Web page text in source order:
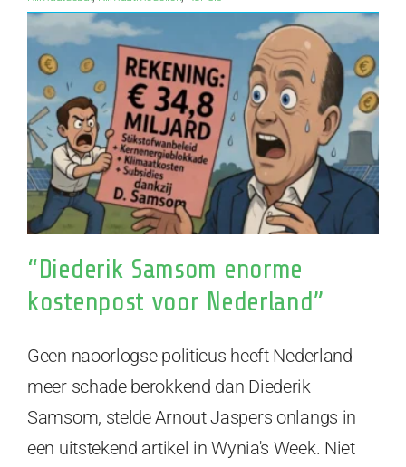
“Diederik Samsom enorme
kostenpost voor Nederland”
Geen naoorlogse politicus heeft Nederland
meer schade berokkend dan Diederik
Samsom, stelde Arnout Jaspers onlangs in
een uitstekend artikel in Wynia's Week. Niet